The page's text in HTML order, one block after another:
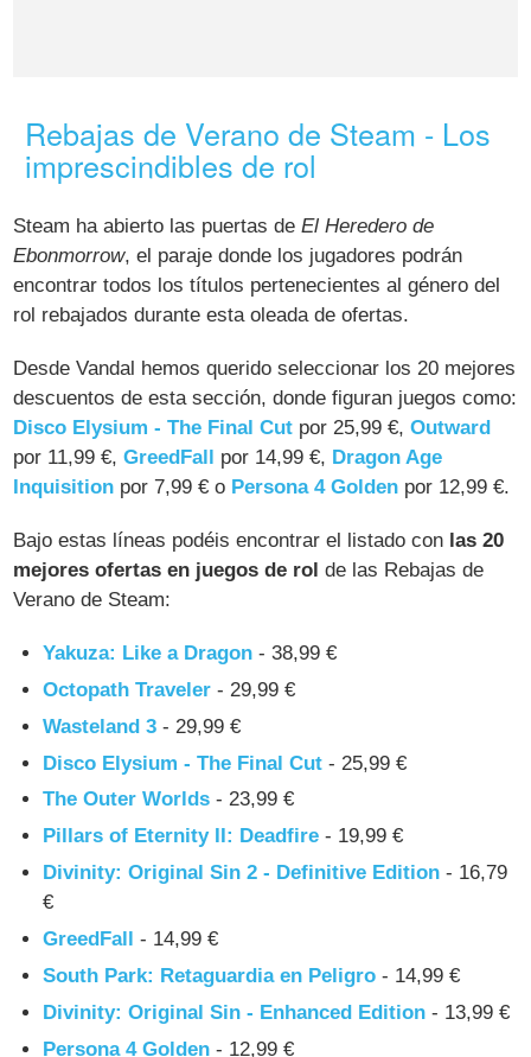
Rebajas de Verano de Steam - Los
imprescindibles de rol
Steam ha abierto las puertas deEl Heredero de
Ebonmorrow, el paraje donde los jugadores podrán
encontrar todos los títulos pertenecientes al género del
rol rebajados durante esta oleada de ofertas.
Desde Vandal hemos querido seleccionar los 20 mejores
descuentos de esta sección, donde figuran juegos como:
Disco Elysium - The Final Cut por 25,99 €,Outward
por 11,99 €,GreedFall por 14,99 €, Dragon Age
Inquisition por 7,99 € o Persona 4 Golden por 12,99 €.
Bajo estas líneas podéis encontrar el listado con las 20
mejores ofertas en juegos de rol de las Rebajas de
Verano de Steam:
Yakuza: Like a Dragon - 38,99 €
Octopath Traveler - 29,99 €
Wasteland 3 - 29,99 €
Disco Elysium - The Final Cut - 25,99 €
The Outer Worlds - 23,99 €
Pillars of Eternity II: Deadfire - 19,99 €
Divinity: Original Sin 2 - Definitive Edition - 16,79
€
GreedFall - 14,99 €
South Park: Retaguardia en Peligro - 14,99 €
Divinity: Original Sin - Enhanced Edition - 13,99 €
Persona 4 Golden - 12,99 €